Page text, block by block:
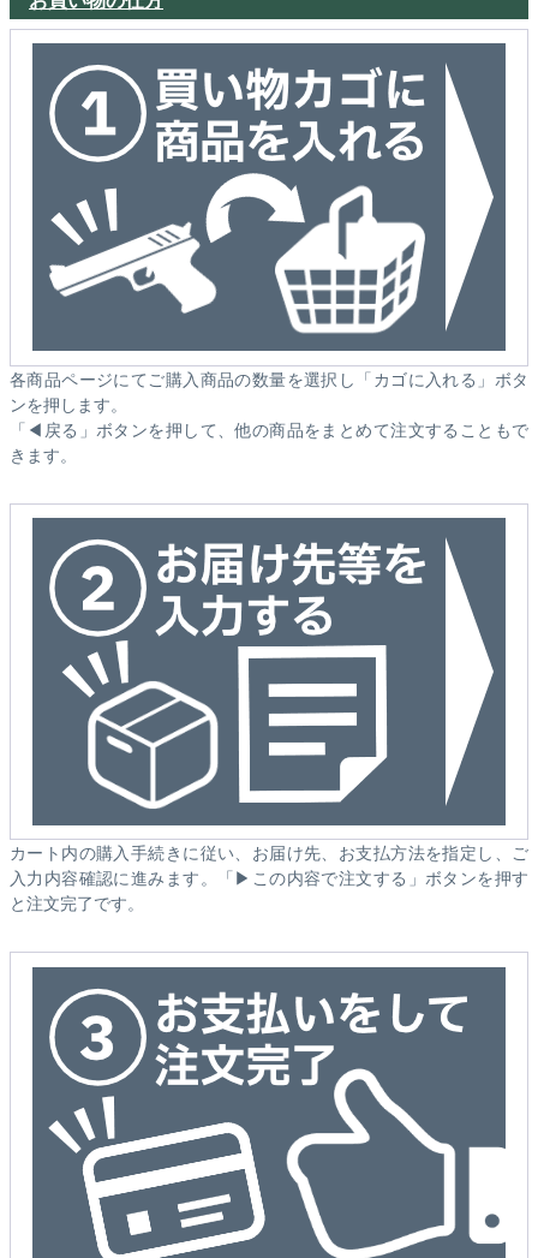
各商品ページにてご購入商品の数量を選択し「カゴに入れる」ボタ
ンを押します。
「◀戻る」ボタンを押して、他の商品をまとめて注文することもで
きます。
カート内の購入手続きに従い、お届け先、お支払方法を指定し、ご
入力内容確認に進みます。「▶この内容で注文する」ボタンを押す
と注文完了です。